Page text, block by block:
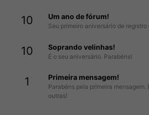
10 Um ano de fórum!
Seu primeiro aniversário de registro
10 Soprando velinhas!
É o seu aniversário. Parabéns!
1 Primeira mensagem!
Parabéns pela primeira mensagem.
outras!